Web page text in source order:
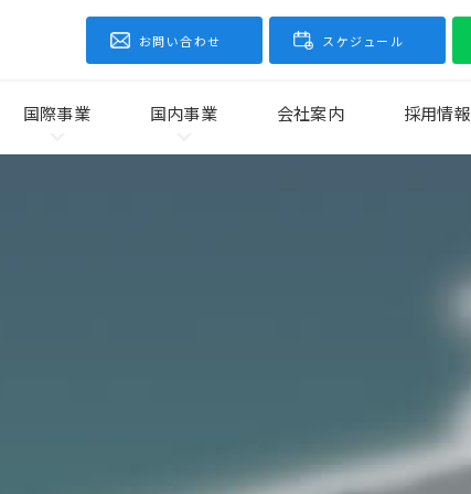
お問い合わせ スケジュール
国際事業 国内事業 会社案内 採用情報